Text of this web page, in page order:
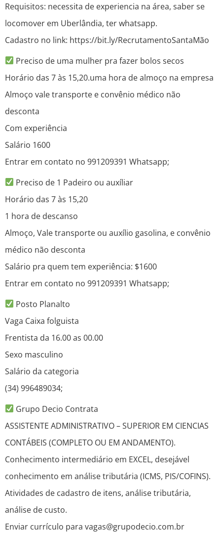
Requisitos: necessita de experiencia na área, saber se
locomover em Uberlândia, ter whatsapp.
Cadastro no link: https://bit.ly/RecrutamentoSantaMão
Preciso de uma mulher pra fazer bolos secos
Horário das 7 às 15,20.uma hora de almoço na empresa
Almoço vale transporte e convênio médico não
desconta
Com experiência
Salário 1600
Entrar em contato no 991209391 Whatsapp;
Preciso de 1 Padeiro ou auxíliar
Horário das 7 às 15,20
1 hora de descanso
Almoço, Vale transporte ou auxílio gasolina, e convênio
médico não desconta
Salário pra quem tem experiência: $1600
Entrar em contato no 991209391 Whatsapp;
Posto Planalto
Vaga Caixa folguista
Frentista da 16.00 as 00.00
Sexo masculino
Salário da categoria
(34) 996489034;
Grupo Decio Contrata
ASSISTENTE ADMINISTRATIVO – SUPERIOR EM CIENCIAS
CONTÁBEIS (COMPLETO OU EM ANDAMENTO).
Conhecimento intermediário em EXCEL, desejável
conhecimento em análise tributária (ICMS, PIS/COFINS).
Atividades de cadastro de itens, análise tributária,
análise de custo.
Enviar currículo para vagas@grupodecio.com.br